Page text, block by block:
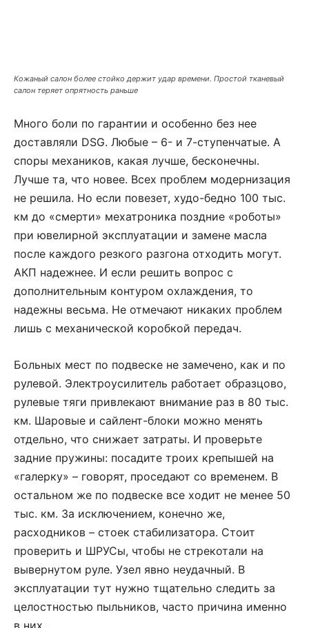
Кожаный салон более стойко держит удар времени. Простой тканевый
салон теряет опрятность раньше
Много боли по гарантии и особенно без нее
доставляли DSG. Любые – 6- и 7-ступенчатые. А
споры механиков, какая лучше, бесконечны.
Лучше та, что новее. Всех проблем модернизация
не решила. Но если повезет, худо-бедно 100 тыс.
км до «смерти» мехатроника поздние «роботы»
при ювелирной эксплуатации и замене масла
после каждого резкого разгона отходить могут.
АКП надежнее. И если решить вопрос с
дополнительным контуром охлаждения, то
надежны весьма. Не отмечают никаких проблем
лишь с механической коробкой передач.
Больных мест по подвеске не замечено, как и по
рулевой. Электро­усилитель работает образцово,
рулевые тяги привлекают внимание раз в 80 тыс.
км. Шаровые и сайлент-блоки можно менять
отдельно, что снижает затраты. И проверьте
задние пружины: посадите троих крепышей на
«галерку» – говорят, проседают со временем. В
остальном же по подвеске все ходит не менее 50
тыс. км. За исключением, конечно же,
расходников – стоек стабилизатора. Стоит
проверить и ШРУСы, чтобы не стрекотали на
вывернутом руле. Узел явно неудачный. В
эксплуатации тут нужно тщательно следить за
целостностью пыльников, часто причина именно
в них.